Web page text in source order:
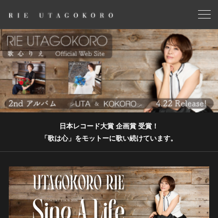
日本レコード大賞 企画賞 受賞！
「歌は心」をモットーに歌い続けています。